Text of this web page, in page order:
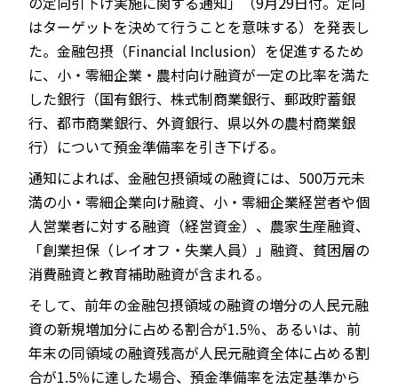
JP EN
はターゲットを決めて行うことを意味する）を発表し
た。金融包摂（Financial Inclusion）を促進するため
に、小・零細企業・農村向け融資が一定の比率を満た
した銀行（国有銀行、株式制商業銀行、郵政貯蓄銀
行、都市商業銀行、外資銀行、県以外の農村商業銀
行）について預金準備率を引き下げる。
通知によれば、金融包摂領域の融資には、500万元未
満の小・零細企業向け融資、小・零細企業経営者や個
人営業者に対する融資（経営資金）、農家生産融資、
「創業担保（レイオフ・失業人員）」融資、貧困層の
消費融資と教育補助融資が含まれる。
そして、前年の金融包摂領域の融資の増分の人民元融
資の新規増加分に占める割合が1.5％、あるいは、前
年末の同領域の融資残高が人民元融資全体に占める割
合が1.5％に達した場合、預金準備率を法定基準から